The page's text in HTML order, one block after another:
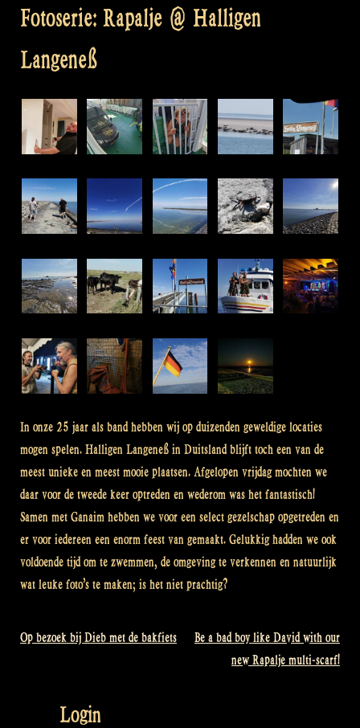
Fotoserie: Rapalje @ Halligen
Langeneß
In onze 25 jaar als band hebben wij op duizenden geweldige locaties
mogen spelen. Halligen Langeneß in Duitsland blijft toch een van de
meest unieke en meest mooie plaatsen. Afgelopen vrijdag mochten we
daar voor de tweede keer optreden en wederom was het fantastisch!
Samen met Ganaim hebben we voor een select gezelschap opgetreden en
er voor iedereen een enorm feest van gemaakt. Gelukkig hadden we ook
voldoende tijd om te zwemmen, de omgeving te verkennen en natuurlijk
wat leuke foto’s te maken; is het niet prachtig?
Bericht
Op bezoek bij Dieb met de bakfiets
Be a bad boy like David with our
new Rapalje multi-scarf!
Login